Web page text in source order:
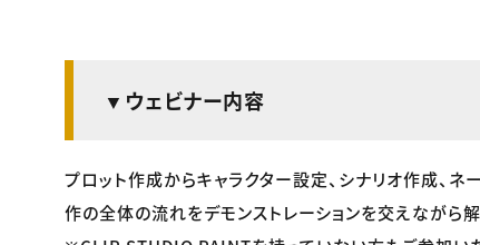
▼ウェビナー内容
プロット作成からキャラクター設定、シナリオ作成、ネ
作の全体の流れをデモンストレーションを交えながら解